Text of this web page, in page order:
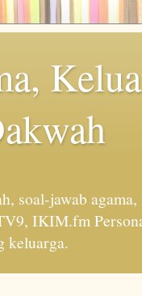
soal-jawab
IKIM.fm
keluarga.